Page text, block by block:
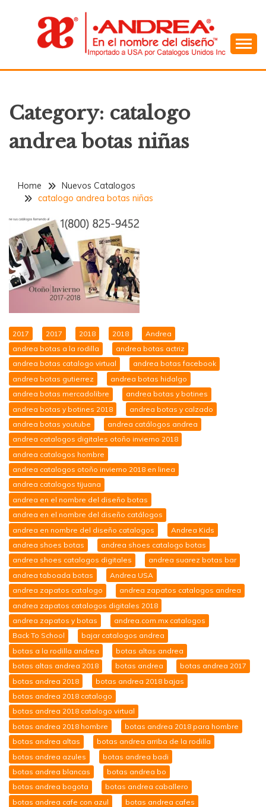
ANDREA
Category: catalogo
andrea botas niñas
Home
Nuevos Catalogos
catalogo andrea botas niñas
2017 2017 2018 2018
Andrea
andrea botas a la rodilla
andrea botas actriz
andrea botas catalogo virtual
andrea botas facebook
andrea botas gutierrez
andrea botas hidalgo
andrea botas mercadolibre
andrea botas y botines
andrea botas y botines 2018
andrea botas y calzado
andrea botas youtube
andrea catálogos andrea
andrea catalogos digitales otoño invierno 2018
andrea catalogos hombre
andrea catalogos otoño invierno 2018 en linea
andrea catalogos tijuana
andrea en el nombre del diseño botas
andrea en el nombre del diseño catálogos
andrea en nombre del diseño catalogos
Andrea Kids
andrea shoes botas
andrea shoes catalogo botas
andrea shoes catalogos digitales
andrea suarez botas bar
andrea taboada botas
Andrea USA
andrea zapatos catalogo
andrea zapatos catalogos andrea
andrea zapatos catalogos digitales 2018
andrea zapatos y botas
andrea.com.mx catalogos
Back To School
bajar catalogos andrea
botas a la rodilla andrea
botas altas andrea
botas altas andrea 2018
botas andrea
botas andrea 2017
botas andrea 2018
botas andrea 2018 bajas
botas andrea 2018 catalogo
botas andrea 2018 catalogo virtual
botas andrea 2018 hombre
botas andrea 2018 para hombre
botas andrea altas
botas andrea arriba de la rodilla
botas andrea azules
botas andrea badi
botas andrea blancas
botas andrea bo
botas andrea bogota
botas andrea caballero
botas andrea cafe con azul
botas andrea cafes